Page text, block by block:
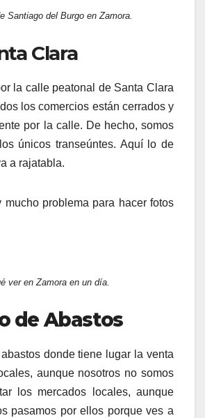
Santiago del Burgo en Zamora.
Clara
la calle peatonal de Santa Clara
los comercios están cerrados y
por la calle. De hecho, somos
únicos transeúntes. Aquí lo de
a rajatabla.
problema para hacer fotos
ver en Zamora en un día.
de Abastos
donde tiene lugar la venta
aunque nosotros no somos
los mercados locales, aunque
pasamos por ellos porque ves a